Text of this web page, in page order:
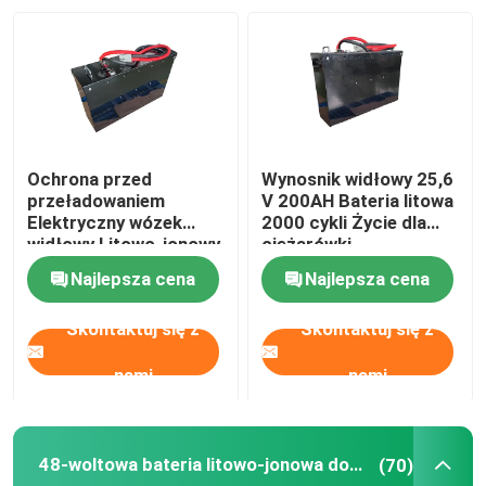
Ochrona przed
przeładowaniem
Elektryczny wózek
widłowy Litowo-jonowy
akumulator 25,6V
272AHNajlepsza cena
Skontaktuj się z
nami
Wynosnik widłowy 25,6
V 200AH Bateria litowa
2000 cykli Życie dla
ciężarówki
Najlepsza cena
Skontaktuj się z
nami
48-woltowa bateria litowo-jonowa do wózka widłowego (70)